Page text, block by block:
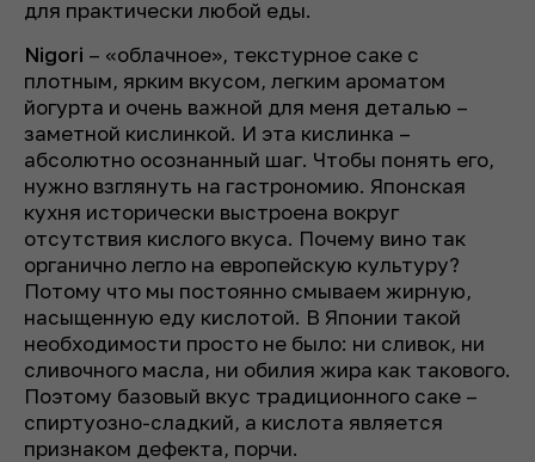
для практически любой еды.
Nigori – «облачное», текстурное саке с
плотным, ярким вкусом, легким ароматом
йогурта и очень важной для меня деталью –
заметной кислинкой. И эта кислинка –
абсолютно осознанный шаг. Чтобы понять его,
нужно взглянуть на гастрономию. Японская
кухня исторически выстроена вокруг
отсутствия кислого вкуса. Почему вино так
органично легло на европейскую культуру?
Потому что мы постоянно смываем жирную,
насыщенную еду кислотой. В Японии такой
необходимости просто не было: ни сливок, ни
сливочного масла, ни обилия жира как такового.
Поэтому базовый вкус традиционного саке –
спиртуозно-сладкий, а кислота является
признаком дефекта, порчи.